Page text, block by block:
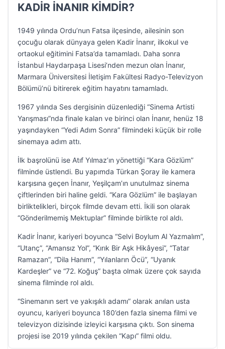
KADİR İNANIR KİMDİR?
1949 yılında Ordu’nun Fatsa ilçesinde, ailesinin son
çocuğu olarak dünyaya gelen Kadir İnanır, ilkokul ve
ortaokul eğitimini Fatsa’da tamamladı. Daha sonra
İstanbul Haydarpaşa Lisesi’nden mezun olan İnanır,
Marmara Üniversitesi İletişim Fakültesi Radyo-Televizyon
Bölümü’nü bitirerek eğitim hayatını tamamladı.
1967 yılında Ses dergisinin düzenlediği “Sinema Artisti
Yarışması”nda finale kalan ve birinci olan İnanır, henüz 18
yaşındayken “Yedi Adım Sonra” filmindeki küçük bir rolle
sinemaya adım attı.
İlk başrolünü ise Atıf Yılmaz’ın yönettiği “Kara Gözlüm”
filminde üstlendi. Bu yapımda Türkan Şoray ile kamera
karşısına geçen İnanır, Yeşilçam’ın unutulmaz sinema
çiftlerinden biri haline geldi. “Kara Gözlüm” ile başlayan
birliktelikleri, birçok filmde devam etti. İkili son olarak
“Gönderilmemiş Mektuplar” filminde birlikte rol aldı.
Kadir İnanır, kariyeri boyunca “Selvi Boylum Al Yazmalım”,
“Utanç”, “Amansız Yol”, “Kırık Bir Aşk Hikâyesi”, “Tatar
Ramazan”, “Dila Hanım”, “Yılanların Öcü”, “Uyanık
Kardeşler” ve “72. Koğuş” başta olmak üzere çok sayıda
sinema filminde rol aldı.
“Sinemanın sert ve yakışıklı adamı” olarak anılan usta
oyuncu, kariyeri boyunca 180’den fazla sinema filmi ve
televizyon dizisinde izleyici karşısına çıktı. Son sinema
projesi ise 2019 yılında çekilen “Kapı” filmi oldu.